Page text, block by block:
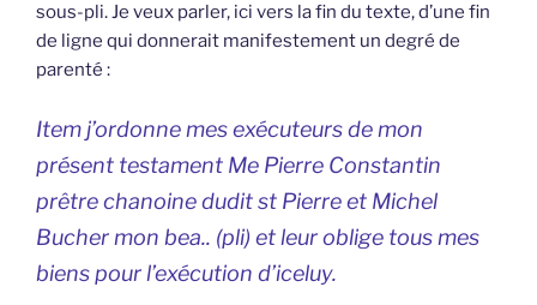
sous-pli. Je veux parler, ici vers la fin du texte, d’une fin
de ligne qui donnerait manifestement un degré de
parenté :
Item j’ordonne mes exécuteurs de mon
présent testament Me Pierre Constantin
prêtre chanoine dudit st Pierre et Michel
Bucher mon bea.. (pli) et leur oblige tous mes
biens pour l’exécution d’iceluy.